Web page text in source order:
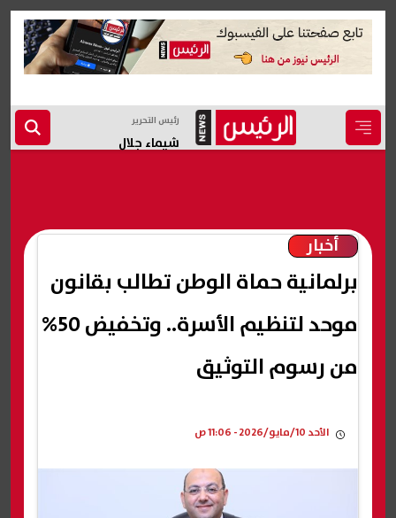
رئيس التحرير
شيماء جلال
أخبار
برلمانية حماة الوطن تطالب بقانون
موحد لتنظيم الأسرة.. وتخفيض 50%
من رسوم التوثيق
الأحد 10/مايو/2026 - 11:06 ص